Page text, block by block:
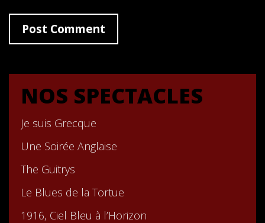
NOS SPECTACLES
Je suis Grecque
Une Soirée Anglaise
The Guitrys
Le Blues de la Tortue
1916, Ciel Bleu à l’Horizon